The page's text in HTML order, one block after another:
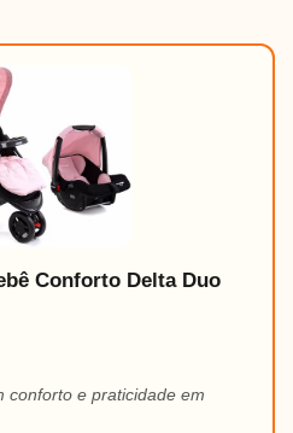
Conforto Delta Duo
conforto e praticidade em